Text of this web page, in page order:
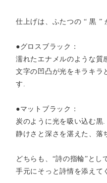
仕上げは、ふたつの “ 黒 ”
●グロスブラック：
濡れたエナメルのような質
文字の凹凸が光をキラキラ
す.
●マットブラック：
炭のように光を吸い込む黒.
静けさと深さを湛えた、落
どちらも、“詩の指輪”とし
手元にそっと詩情を添えて